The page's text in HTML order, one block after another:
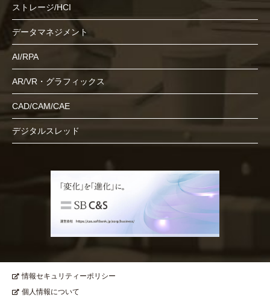
ストレージ/HCI
データマネジメント
AI/RPA
AR/VR・グラフィックス
CAD/CAM/CAE
デジタルスレッド
情報セキュリティーポリシー
個人情報について